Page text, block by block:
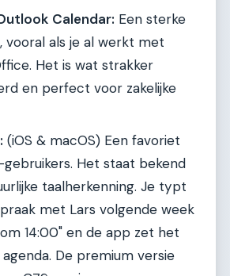
Calendar: Een sterke
als je al werkt met
Het is wat strakker
en perfect voor zakelijke
(iOS & macOS) Een favoriet
Het staat bekend
taalherkenning. Je typt
met Lars volgende week
14:00" en de app zet het
De premium versie